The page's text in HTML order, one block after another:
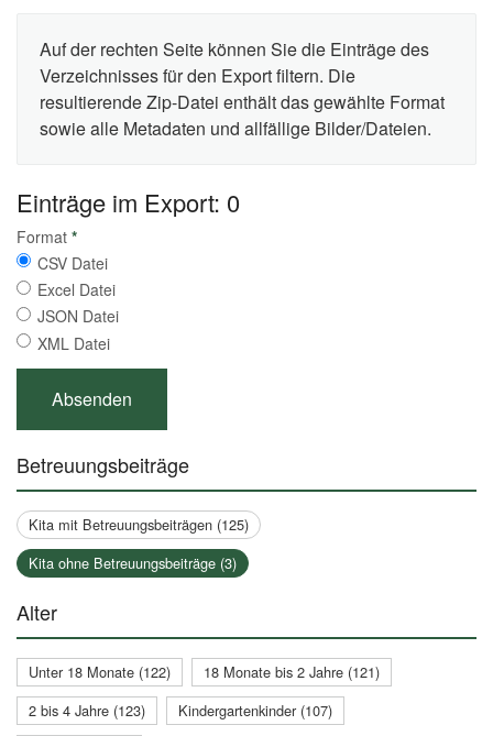
Auf der rechten Seite können Sie die Einträge des
Verzeichnisses für den Export filtern. Die
resultierende Zip-Datei enthält das gewählte Format
sowie alle Metadaten und allfällige Bilder/Dateien.
Einträge im Export: 0
Format *
CSV Datei
Excel Datei
JSON Datei
XML Datei
Betreuungsbeiträge
Kita mit Betreuungsbeiträgen (125)
Kita ohne Betreuungsbeiträge (3)
Alter
Unter 18 Monate (122)
18 Monate bis 2 Jahre (121)
2 bis 4 Jahre (123)
Kindergartenkinder (107)